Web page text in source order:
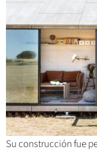
Su construcción fue